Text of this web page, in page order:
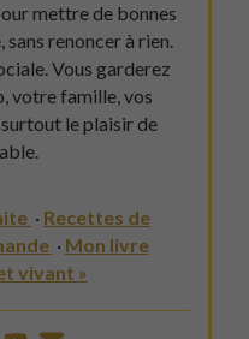
mettre de bonnes
renoncer à rien.
Vous garderez
votre famille, vos
le plaisir de
· Recettes de
· Mon livre
vivant »